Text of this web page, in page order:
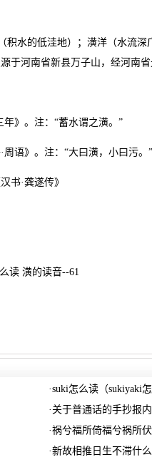
积水的低洼地）；潢洋（水流
于河南省新县万子山，经河南省
》。注：“蓄水谓之潢。”
语》。注：“大曰潢，小曰污。”
书·龚遂传》
读 潢的读音--61
·suki怎么读（sukiyaki
· 关于普通话的手抄报
·祸兮福所倚福兮祸所
·新故相推日生不滞什